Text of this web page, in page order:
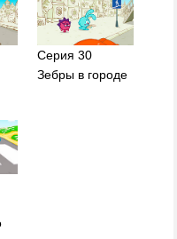
Серия 30
Зебры в городе